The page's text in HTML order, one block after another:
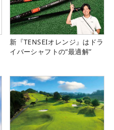
新『TENSEIオレンジ』はドラ
イバーシャフトの“最適解”